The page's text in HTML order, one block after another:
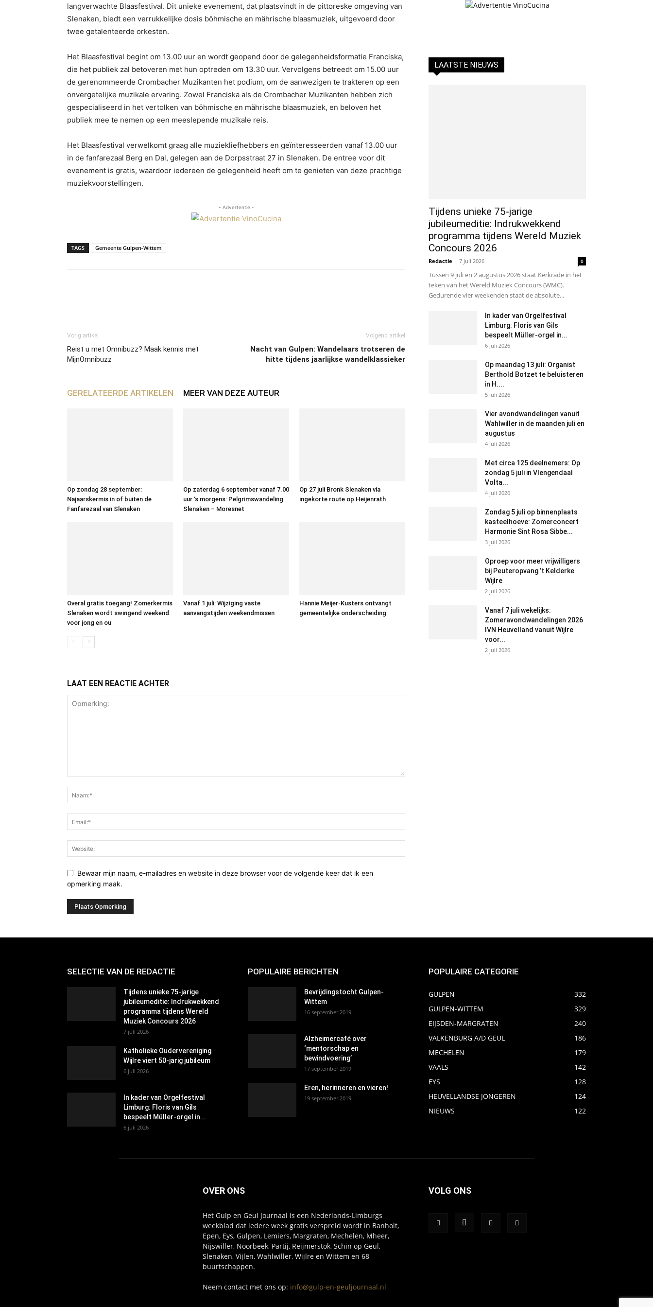
langverwachte Blaasfestival. Dit unieke evenement, dat plaatsvindt in de pittoreske omgeving van
Slenaken, biedt een verrukkelijke dosis böhmische en mährische blaasmuziek, uitgevoerd door
twee getalenteerde orkesten.
Het Blaasfestival begint om 13.00 uur en wordt geopend door de gelegenheidsformatie Franciska,
die het publiek zal betoveren met hun optreden om 13.30 uur. Vervolgens betreedt om 15.00 uur
de gerenommeerde Crombacher Muzikanten het podium, om de aanwezigen te trakteren op een
onvergetelijke muzikale ervaring. Zowel Franciska als de Crombacher Muzikanten hebben zich
gespecialiseerd in het vertolken van böhmische en mährische blaasmuziek, en beloven het
publiek mee te nemen op een meeslepende muzikale reis.
Het Blaasfestival verwelkomt graag alle muziekliefhebbers en geïnteresseerden vanaf 13.00 uur
in de fanfarezaal Berg en Dal, gelegen aan de Dorpsstraat 27 in Slenaken. De entree voor dit
evenement is gratis, waardoor iedereen de gelegenheid heeft om te genieten van deze prachtige
muziekvoorstellingen.
- Advertentie -
TAGS Gemeente Gulpen-Wittem
Vorig artikel
Reist u met Omnibuzz? Maak kennis met
MijnOmnibuzz
Volgend artikel
Nacht van Gulpen: Wandelaars trotseren de
hitte tijdens jaarlijkse wandelklassieker
GERELATEERDE ARTIKELEN MEER VAN DEZE AUTEUR
Op zondag 28 september:
Najaarskermis in of buiten de
Fanfarezaal van Slenaken
Op zaterdag 6 september vanaf 7.00
uur ‘s morgens: Pelgrimswandeling
Slenaken – Moresnet
Op 27 juli Bronk Slenaken via
ingekorte route op Heijenrath
Overal gratis toegang! Zomerkermis
Slenaken wordt swingend weekend
voor jong en ou
Vanaf 1 juli: Wijziging vaste
aanvangstijden weekendmissen
Hannie Meijer-Kusters ontvangt
gemeentelijke onderscheiding
LAAT EEN REACTIE ACHTER
Bewaar mijn naam, e-mailadres en website in deze browser voor de volgende keer dat ik een
opmerking maak.
LAATSTE NIEUWS
Tijdens unieke 75-jarige
jubileumeditie: Indrukwekkend
programma tijdens Wereld Muziek
Concours 2026
Redactie - 7 juli 2026 0
Tussen 9 juli en 2 augustus 2026 staat Kerkrade in het
teken van het Wereld Muziek Concours (WMC).
Gedurende vier weekenden staat de absolute...
In kader van Orgelfestival
Limburg: Floris van Gils
bespeelt Müller-orgel in...
6 juli 2026
Op maandag 13 juli: Organist
Berthold Botzet te beluisteren
in H....
5 juli 2026
Vier avondwandelingen vanuit
Wahlwiller in de maanden juli en
augustus
4 juli 2026
Met circa 125 deelnemers: Op
zondag 5 juli in Vlengendaal
Volta...
4 juli 2026
Zondag 5 juli op binnenplaats
kasteelhoeve: Zomerconcert
Harmonie Sint Rosa Sibbe...
3 juli 2026
Oproep voor meer vrijwilligers
bij Peuteropvang ’t Kelderke
Wijlre
2 juli 2026
Vanaf 7 juli wekelijks:
Zomeravondwandelingen 2026
IVN Heuvelland vanuit Wijlre
voor...
2 juli 2026
SELECTIE VAN DE REDACTIE
Tijdens unieke 75-jarige
jubileumeditie: Indrukwekkend
programma tijdens Wereld
Muziek Concours 2026
7 juli 2026
Katholieke Oudervereniging
Wijlre viert 50-jarig jubileum
6 juli 2026
In kader van Orgelfestival
Limburg: Floris van Gils
bespeelt Müller-orgel in...
6 juli 2026
POPULAIRE BERICHTEN
Bevrijdingstocht Gulpen-
Wittem
16 september 2019
Alzheimercafé over
‘mentorschap en
bewindvoering’
17 september 2019
Eren, herinneren en vieren!
19 september 2019
POPULAIRE CATEGORIE
GULPEN
332
GULPEN-WITTEM
329
EIJSDEN-MARGRATEN
240
VALKENBURG A/D GEUL
186
MECHELEN
179
VAALS
142
EYS
128
HEUVELLANDSE JONGEREN
124
NIEUWS
122
OVER ONS
Het Gulp en Geul Journaal is een Nederlands-Limburgs
weekblad dat iedere week gratis verspreid wordt in Banholt,
Epen, Eys, Gulpen, Lemiers, Margraten, Mechelen, Mheer,
Nijswiller, Noorbeek, Partij, Reijmerstok, Schin op Geul,
Slenaken, Vijlen, Wahlwiller, Wijlre en Wittem en 68
buurtschappen.
Neem contact met ons op: info@gulp-en-geuljournaal.nl
VOLG ONS